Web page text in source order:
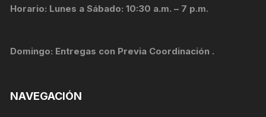
Horario: Lunes a Sábado: 10:30 a.m. – 7 p.m.
Domingo: Entregas con Previa Coordinación .
NAVEGACIÓN